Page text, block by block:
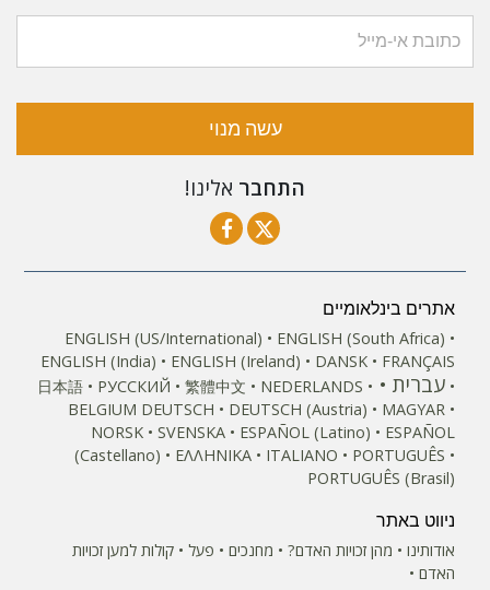
עשה מנוי
התחבר אלינו!
אתרים בינלאומיים
ENGLISH (US/International)
ENGLISH (South Africa)
ENGLISH (India)
ENGLISH (Ireland) DANSK FRANÇAIS
עברית 日本語 РУССКИЙ 繁體中文
NEDERLANDS
BELGIUM DEUTSCH DEUTSCH (Austria)
MAGYAR
NORSK
SVENSKA ESPAÑOL (Latino)
ESPAÑOL
(Castellano)
ΕΛΛΗΝΙΚA ITALIANO
PORTUGUÊS
PORTUGUÊS (Brasil)‎
ניווט באתר
אודותינו
מהן זכויות האדם? מחנכים פעל
קולות למען זכויות
האדם